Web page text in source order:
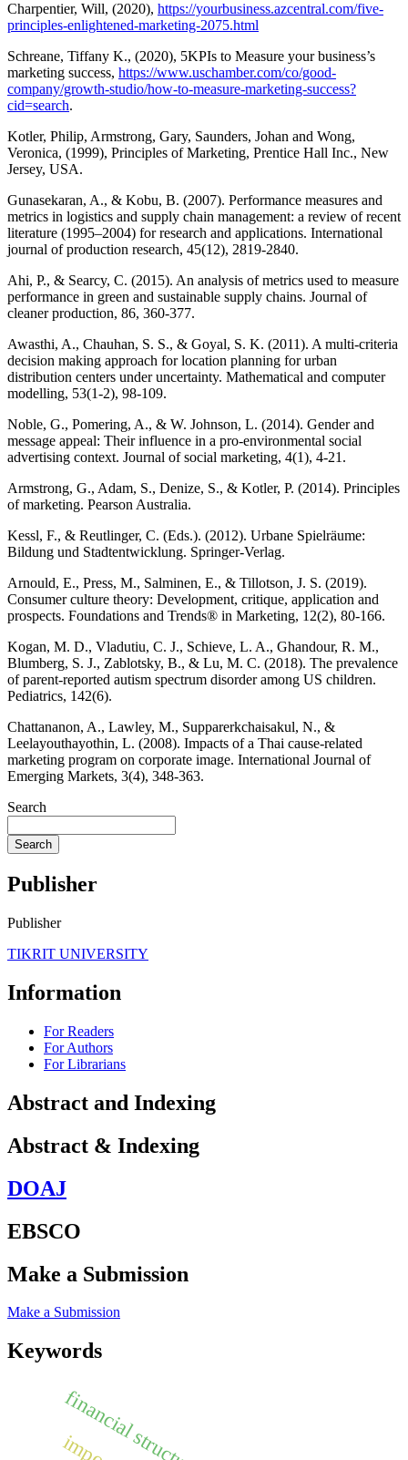
Charpentier, Will, (2020), https://yourbusiness.azcentral.com/five-
principles-enlightened-marketing-2075.html
Schreane, Tiffany K., (2020), 5KPIs to Measure your business’s
marketing success, https://www.uschamber.com/co/good-
company/growth-studio/how-to-measure-marketing-success?
cid=search.
Kotler, Philip, Armstrong, Gary, Saunders, Johan and Wong,
Veronica, (1999), Principles of Marketing, Prentice Hall Inc., New
Jersey, USA.
Gunasekaran, A., & Kobu, B. (2007). Performance measures and
metrics in logistics and supply chain management: a review of recent
literature (1995–2004) for research and applications. International
journal of production research, 45(12), 2819-2840.
Ahi, P., & Searcy, C. (2015). An analysis of metrics used to measure
performance in green and sustainable supply chains. Journal of
cleaner production, 86, 360-377.
Awasthi, A., Chauhan, S. S., & Goyal, S. K. (2011). A multi-criteria
decision making approach for location planning for urban
distribution centers under uncertainty. Mathematical and computer
modelling, 53(1-2), 98-109.
Noble, G., Pomering, A., & W. Johnson, L. (2014). Gender and
message appeal: Their influence in a pro-environmental social
advertising context. Journal of social marketing, 4(1), 4-21.
Armstrong, G., Adam, S., Denize, S., & Kotler, P. (2014). Principles
of marketing. Pearson Australia.
Kessl, F., & Reutlinger, C. (Eds.). (2012). Urbane Spielräume:
Bildung und Stadtentwicklung. Springer-Verlag.
Arnould, E., Press, M., Salminen, E., & Tillotson, J. S. (2019).
Consumer culture theory: Development, critique, application and
prospects. Foundations and Trends® in Marketing, 12(2), 80-166.
Kogan, M. D., Vladutiu, C. J., Schieve, L. A., Ghandour, R. M.,
Blumberg, S. J., Zablotsky, B., & Lu, M. C. (2018). The prevalence
of parent-reported autism spectrum disorder among US children.
Pediatrics, 142(6).
Chattananon, A., Lawley, M., Supparerkchaisakul, N., &
Leelayouthayothin, L. (2008). Impacts of a Thai cause‐related
marketing program on corporate image. International Journal of
Search
Search
Publisher
Publisher
TIKRIT UNIVERSITY
Information
For Readers
For Authors
For Librarians
Abstract and Indexing
Abstract & Indexing
DOAJ
EBSCO
Make a Submission
Make a Submission
Keywords